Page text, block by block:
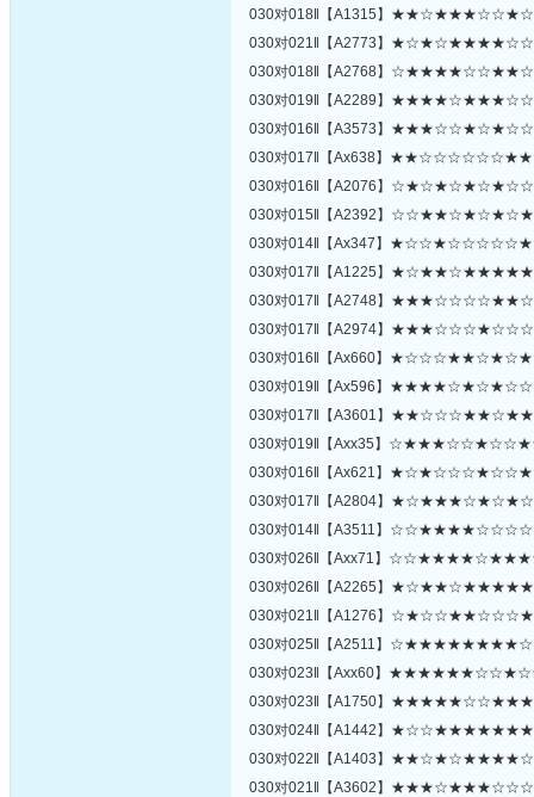
030对018‖【A1315】
030对021‖【A2773】
030对018‖【A2768】
030对019‖【A2289】
030对016‖【A3573】
030对017‖【Ax638】
030对016‖【A2076】
030对015‖【A2392】
030对014‖【Ax347】
030对017‖【A1225】
030对017‖【A2748】
030对017‖【A2974】
030对016‖【Ax660】
030对019‖【Ax596】
030对017‖【A3601】
030对019‖【Axx35】
030对016‖【Ax621】
030对017‖【A2804】
030对014‖【A3511】
030对026‖【Axx71】
030对026‖【A2265】
030对021‖【A1276】
030对025‖【A2511】
030对023‖【Axx60】
030对023‖【A1750】
030对024‖【A1442】
030对022‖【A1403】
030对021‖【A3602】